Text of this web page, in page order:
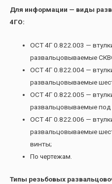
Для информации — виды
4ГО:
ОСТ 4Г 0.822.003 —
развальцовываемые
ОСТ 4Г 0.822.004 —
развальцовываемые
ОСТ 4Г 0.822.005 —
развальцовываемые
ОСТ 4Г 0.822.006 —
развальцовываемые
винты;
По чертежам.
Типы резьбовых